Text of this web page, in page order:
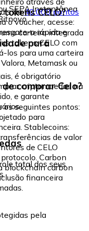
SEPA Instantânea
de40.000 pontos
o voucher, acesse:
o rápida e
CELO?
carteira integrada
tokens CELO com
los para uma carteira
Metamask ou
para
é obrigatório
criptomoedas na
e garante
comprar Celo?
os seguintes pontos:
para
Stablecoins:
de valor
de CELO
Carbon
blockchain carbon
financeira
total dos seus
pela